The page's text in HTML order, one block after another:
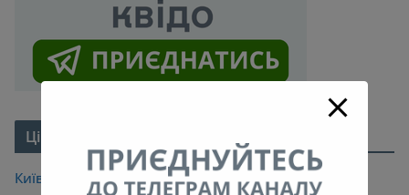
Цікаве про Київ
Київські легенди